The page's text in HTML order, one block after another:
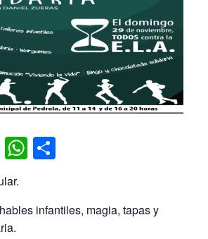
LinkedIn
WhatsApp
infantiles, magia, tapas y